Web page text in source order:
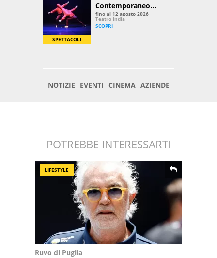
POTREBBE INTERESSARTI
LIFESTYLE
Ruvo di Puglia